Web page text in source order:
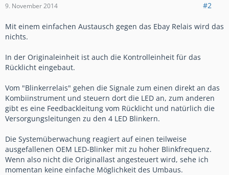
9. November 2014 #2
Mit einem einfachen Austausch gegen das Ebay Relais wird das
nichts.
In der Originaleinheit ist auch die Kontrolleinheit für das
Rücklicht eingebaut.
Vom "Blinkerrelais" gehen die Signale zum einen direkt an das
Kombiinstrument und steuern dort die LED an, zum anderen
gibt es eine Feedbackleitung vom Rücklicht und natürlich die
Versorgungsleitungen zu den 4 LED Blinkern.
Die Systemüberwachung reagiert auf einen teilweise
ausgefallenen OEM LED-Blinker mit zu hoher Blinkfrequenz.
Wenn also nicht die Originallast angesteuert wird, sehe ich
momentan keine einfache Möglichkeit des Umbaus.